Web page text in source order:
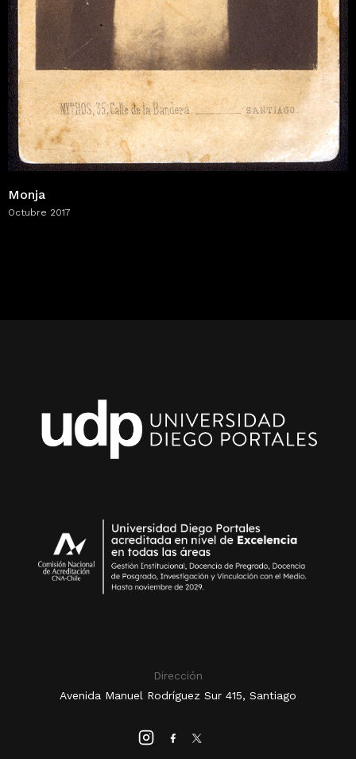
Monja
Octubre 2017
Dirección
Avenida Manuel Rodríguez Sur 415, Santiago